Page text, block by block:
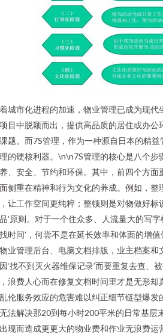
城市化进程的加速，物业管理已成为现
目中脱颖而出，提供高品质的居住或办
题。而7S管理，作为一种源自日本的精
的硬核利器。\n\n7S管理的核心是八个步
、安全、节约和环保。其中，前四个方
侧重在精神和行为文化的养成。例如，整
让工作空间更纯粹；整顿则是对物做好标
’原则。对于一个住众多、人流量大的写
时间’，何尝不是在延长效率和体面的增
业管理后台、电脑文档排版，业主档案
‘找不到灭火器维保记录’而要重复去查、
浪费人心而在修复文档时间里才是无形却
伦服务效应的危害难以纠正细节链型爆
法解决那20到每小时200平米的日常基层
现而造成更更大的物业费和作业无浪费